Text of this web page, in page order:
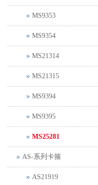
MS9353
MS9354
MS21314
MS21315
MS9394
MS9395
MS25281
AS-系列卡箍
AS21919